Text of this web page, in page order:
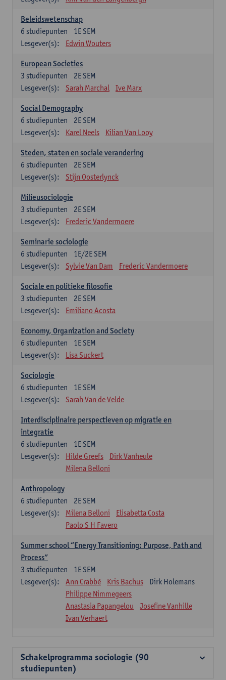
Beleidswetenschap
1E SEM
6 studiepunten
Lesgever(s):
Edwin Wouters
European Societies
2E SEM
3 studiepunten
Lesgever(s):
Sarah Marchal Ive Marx
Social Demography
2E SEM
6 studiepunten
Lesgever(s):
Karel Neels Kilian Van Looy
Steden, staten en sociale verandering
2E SEM
6 studiepunten
Lesgever(s):
Stijn Oosterlynck
Milieusociologie
2E SEM
3 studiepunten
Lesgever(s):
Frederic Vandermoere
Seminarie sociologie
1E/2E SEM
6 studiepunten
Lesgever(s):
Sylvie Van Dam Frederic Vandermoere
Sociale en politieke filosofie
2E SEM
3 studiepunten
Lesgever(s):
Emiliano Acosta
Economy, Organization and Society
1E SEM
6 studiepunten
Lesgever(s):
Lisa Suckert
Sociologie
1E SEM
6 studiepunten
Lesgever(s):
Sarah Van de Velde
Interdisciplinaire perspectieven op migratie en
integratie
1E SEM
6 studiepunten
Lesgever(s):
Hilde Greefs
Dirk Vanheule
Milena Belloni
Anthropology
2E SEM
6 studiepunten
Lesgever(s):
Milena Belloni
Elisabetta Costa
Paolo S H Favero
Summer school “Energy Transitioning: Purpose, Path and
Process”
1E SEM
3 studiepunten
Lesgever(s):
Ann Crabbé Kris Bachus
Dirk Holemans
Philippe Nimmegeers
Anastasia Papangelou
Josefine Vanhille
Ivan Verhaert
Schakelprogramma sociologie (90
studiepunten)